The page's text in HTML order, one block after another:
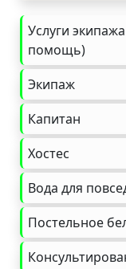
Услуги
помощь)
Экипаж
Капитан
Хостес
Вода для
Постельное